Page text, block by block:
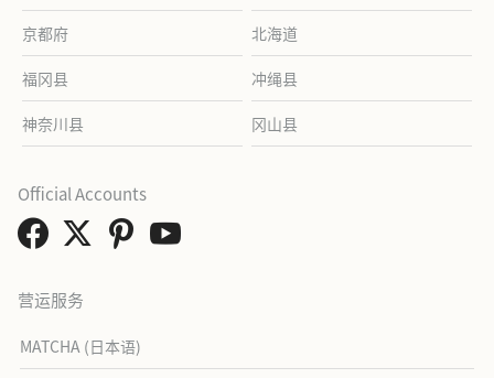
京都府 北海道
福冈县 冲绳县
神奈川县 冈山县
营运服务
MATCHA (日本语)
Official Accounts